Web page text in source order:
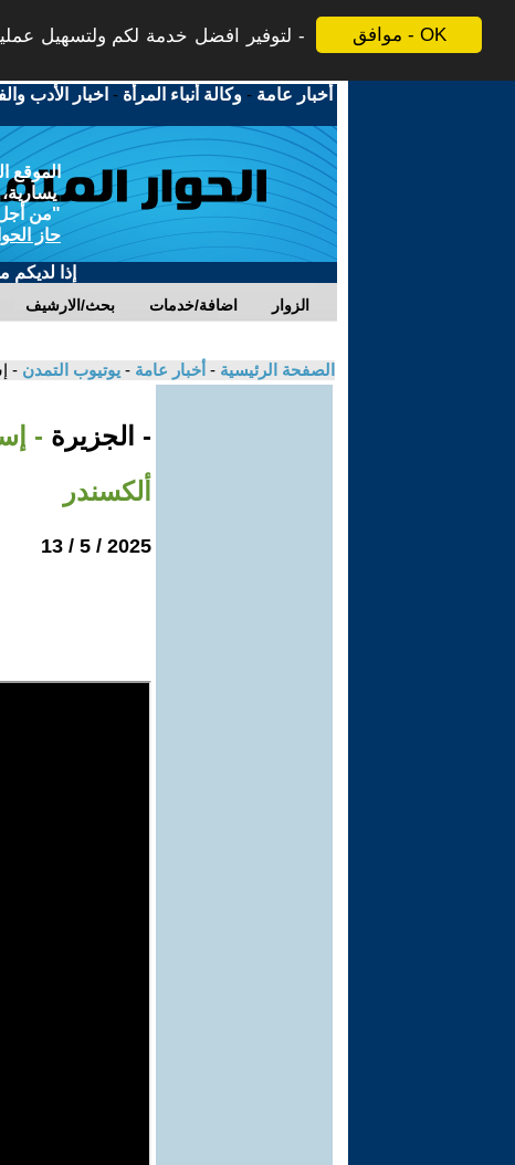
موافق - OK
لتوفير افضل خدمة لكم ولتسهيل
أخبار عامة -وكالة أنباء المرأة - اخبار الأدب
الموقع
"من أجل
حاز
إذا
بحث/الارشيف اضافة/خدمات الزوار
الصفحة الرئيسية - أخبار عامة - يوتيوب التمدن -
- الجزيرة -
ألكسندر
2025 / 5 / 13